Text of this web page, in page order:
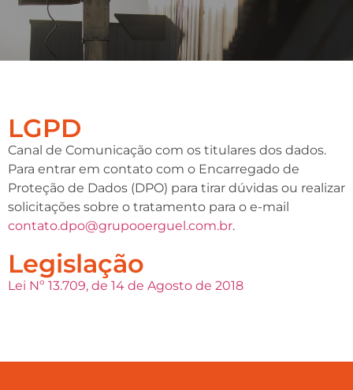
LGPD
Canal de Comunicação com os titulares dos dados.
Para entrar em contato com o Encarregado de
Proteção de Dados (DPO) para tirar dúvidas ou realizar
solicitações sobre o tratamento para o e-mail
contato.dpo@grupooerguel.com.br.
Legislação
Lei Nº 13.709, de 14 de Agosto de 2018